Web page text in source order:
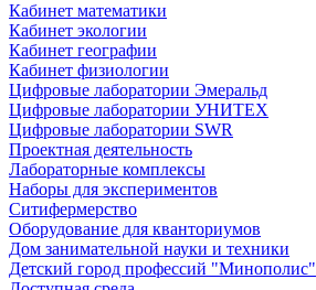
Кабинет математики
Кабинет экологии
Кабинет географии
Кабинет физиологии
Цифровые лаборатории Эмеральд
Цифровые лаборатории УНИТЕХ
Цифровые лаборатории SWR
Проектная деятельность
Лабораторные комплексы
Наборы для экспериментов
Ситифермерство
Оборудование для кванториумов
Дом занимательной науки и техники
Детский город профессий "Минополис"